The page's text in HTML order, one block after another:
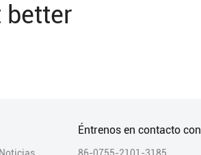
better
Éntrenos en contacto con